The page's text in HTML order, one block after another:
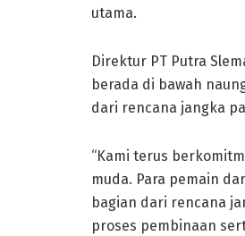
utama.
Direktur PT Putra
berada di bawah
dari rencana jangka
“Kami terus
muda. Para pemain
bagian dari rencana
proses pembinaan